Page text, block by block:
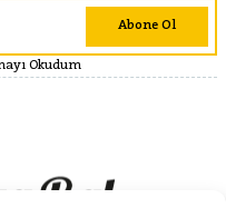
Okudum
Abone Ol